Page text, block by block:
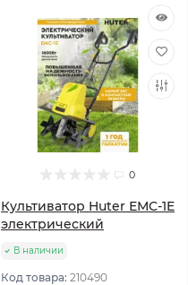
0
Культиватор Huter ЕМС-1E
электрический
В наличии
Код товара: 210490